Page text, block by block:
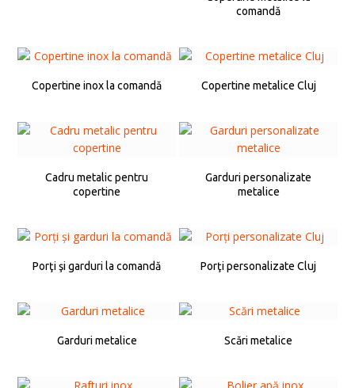
comandă
Copertine inox la comandă Copertine metalice Cluj
Cadru metalic pentru
copertine
Garduri personalizate
metalice
Porţi şi garduri la comandă Porţi personalizate Cluj
Garduri metalice Scări metalice